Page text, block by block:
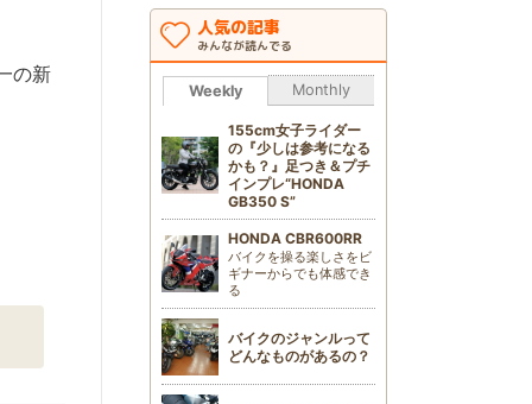
の新
人気の記事
みんなが読んでる
Weekly Monthly
155cm女子ライダー
の『少しは参考になる
かも？』足つき＆プチ
インプレ“HONDA
GB350 S”
HONDA CBR600RR
バイクを操る楽しさをビ
ギナーからでも体感でき
る
バイクのジャンルって
どんなものがあるの？